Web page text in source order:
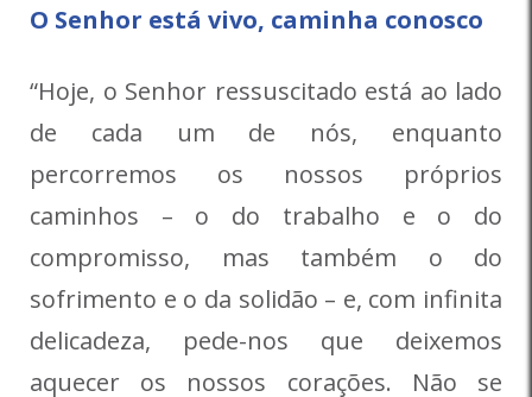
O Senhor está vivo, caminha conosco
“Hoje, o Senhor ressuscitado está ao lado
de cada um de nós, enquanto
percorremos os nossos próprios
caminhos – o do trabalho e o do
compromisso, mas também o do
sofrimento e o da solidão – e, com infinita
delicadeza, pede-nos que deixemos
aquecer os nossos corações. Não se